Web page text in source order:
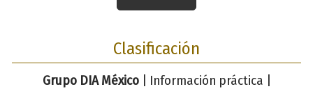
Clasificación
Grupo DIA México| Información práctica |